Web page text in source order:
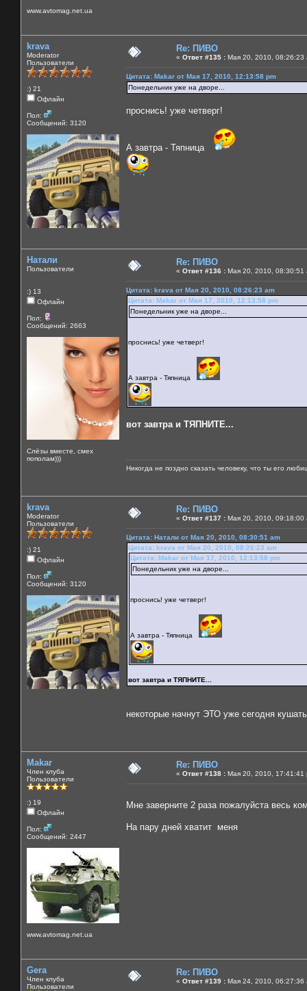
www.avtomag.net.ua
krava
Moderator
Пользователи
:) 21
Офлайн
Пол:
Сообщений: 3120
Re: ПИВО
« Ответ #135 : Мая 20, 2010, 08:26:23
Цитата: Makar от Мая 17, 2010, 12:13:58 pm
Понедельник уже на дворе...
проснись! уже четверг!
А завтра - Тяпница
Натали
Пользователи
:) 13
Офлайн
Пол:
Сообщений: 2663
Слёзы вместе, смех
пополам)))
Re: ПИВО
« Ответ #136 : Мая 20, 2010, 08:30:51
Цитата: krava от Мая 20, 2010, 08:26:23 am
Цитата: Makar от Мая 17, 2010, 12:13:58 pm
Понедельник уже на дворе...
проснись! уже четверг!
А завтра - Тяпница
вот завтра и ТЯПНИТЕ...
Никогда не поздно сказать человеку, что ты его
krava
Moderator
Пользователи
:) 21
Офлайн
Пол:
Сообщений: 3120
Re: ПИВО
« Ответ #137 : Мая 20, 2010, 09:18:00
Цитата: Натали от Мая 20, 2010, 08:30:51 am
Цитата: krava от Мая 20, 2010, 08:26:23 am
Цитата: Makar от Мая 17, 2010, 12:13:58 pm
Понедельник уже на дворе...
проснись! уже четверг!
А завтра - Тяпница
вот завтра и ТЯПНИТЕ...
некоторые начнут ЭТО уже сегодня
Makar
Член клуба
Пользователи
:) 19
Офлайн
Пол:
Сообщений: 2447
www.avtomag.net.ua
Re: ПИВО
« Ответ #138 : Мая 20, 2010, 17:41:41
Мне заверните 2 раза пожалуйста весь
На пару дней хватит меня
Gera
Член клуба
Пользователи
Re: ПИВО
« Ответ #139 : Мая 24, 2010, 06:27:36